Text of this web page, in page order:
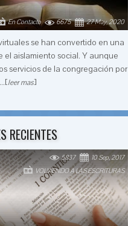
27 May, 2020
6675
En Contacto
se han convertido en una
el aislamiento social. Y aunque
servicios de la congregación por
leer mas]
RECIENTES
10 Sep, 2017
5837
VOLVIENDO A LAS ESCRITURAS